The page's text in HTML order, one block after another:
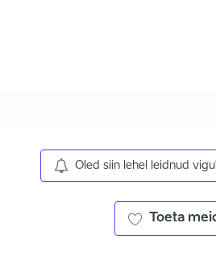
Oled siin lehel leidnud
Toeta